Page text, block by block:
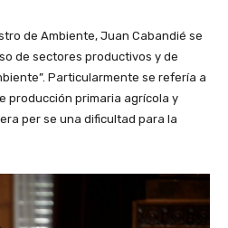
de Ambiente, Juan Cabandié se
de sectores productivos y de
Particularmente se refería a
producción primaria agrícola y
per se una dificultad para la